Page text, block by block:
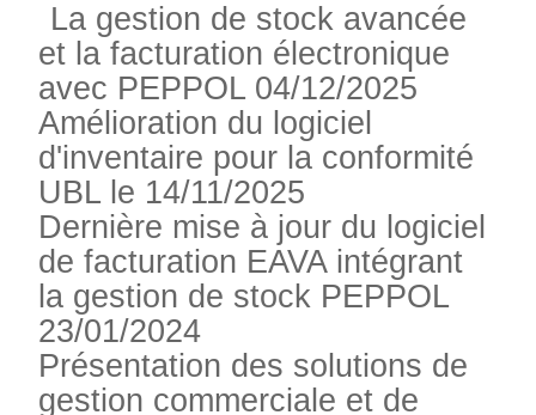
La gestion de stock avancée
et la facturation électronique
avec PEPPOL 04/12/2025
Amélioration du logiciel
d'inventaire pour la conformité
UBL le 14/11/2025
Dernière mise à jour du logiciel
de facturation EAVA intégrant
la gestion de stock PEPPOL
23/01/2024
Présentation des solutions de
gestion commerciale et de